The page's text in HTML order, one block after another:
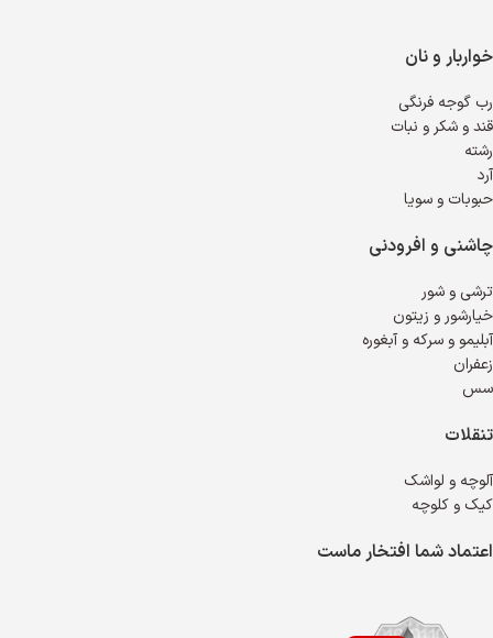
خواربار و نان
رب گوجه فرنگی
قند و شکر و نبات
رشته
آرد
حبوبات و سویا
چاشنی و افرودنی
ترشی و شور
خیارشور و زیتون
آبلیمو و سرکه و آبغوره
زعفران
سس
تنقلات
آلوچه و لواشک
کیک و کلوچه
اعتماد شما افتخار ماست